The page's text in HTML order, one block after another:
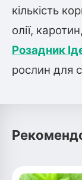
Кизил
Лаванда
кількість
олії,
Розадник
рослин для